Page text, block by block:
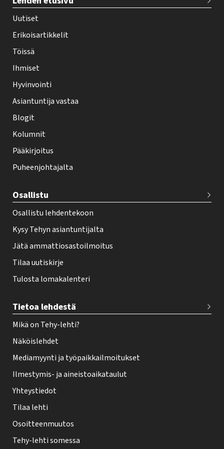
e
h
y
-
e
h
t
i
f
o
t
r
Uutiset
Erikoisartikkelit
Töissä
Ihmiset
Hyvinvointi
Asiantuntija vastaa
Blogit
Kolumnit
Pääkirjoitus
Puheenjohtajalta
Osallistu
Osallistu lehdentekoon
Kysy Tehyn asiantuntijalta
Jätä ammattiosastoilmoitus
Tilaa uutiskirje
Tulosta lomakalenteri
Tietoa lehdestä
Mikä on Tehy-lehti?
Näköislehdet
Mediamyynti ja työpaikkailmoitukset
Ilmestymis- ja aineistoaikataulut
Yhteystiedot
Tilaa lehti
Osoitteenmuutos
Tehy-lehti somessa